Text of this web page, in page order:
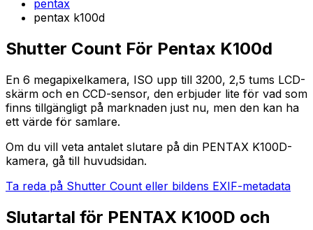
pentax
pentax k100d
Shutter Count För Pentax K100d
En 6 megapixelkamera, ISO upp till 3200, 2,5 tums LCD-
skärm och en CCD-sensor, den erbjuder lite för vad som
finns tillgängligt på marknaden just nu, men den kan ha
ett värde för samlare.
Om du vill veta antalet slutare på din PENTAX K100D-
kamera, gå till huvudsidan.
Ta reda på Shutter Count eller bildens EXIF-metadata
Slutartal för PENTAX K100D och